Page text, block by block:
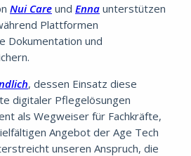
Nui Care und Enna unterstützen
Plattformen
Dokumentation und
, dessen Einsatz diese
digitaler Pflegelösungen
als Wegweiser für Fachkräfte,
Angebot der Age Tech
unseren Anspruch, die